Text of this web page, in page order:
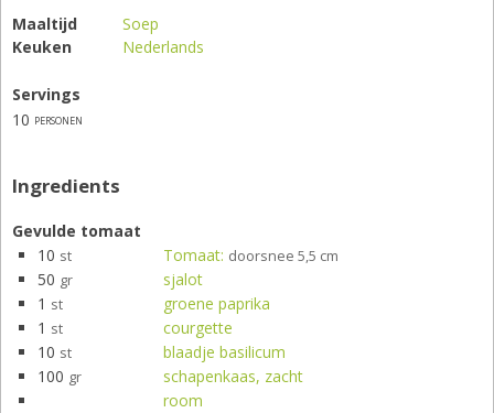
Maaltijd
Soep
Keuken
Nederlands
Servings
10 personen
Ingredients
Gevulde tomaat
10 st Tomaat: doorsnee 5,5 cm
50 gr
sjalot
1 st
groene paprika
1 st
courgette
10 st
blaadje basilicum
100 gr
schapenkaas, zacht
room